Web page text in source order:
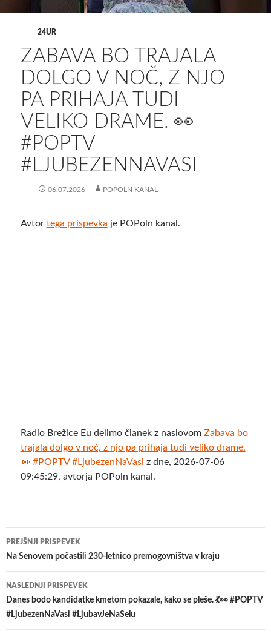
24UR
ZABAVA BO TRAJALA
DOLGO V NOČ, Z NJO
PA PRIHAJA TUDI
VELIKO DRAME. 👀
#POPTV
#LJUBEZENNAVASI
06.07.2026 POPOLN KANAL
Avtor tega prispevka je POPoln kanal.
Radio Brežice Eu delimo članek z naslovom Zabava bo
trajala dolgo v noč, z njo pa prihaja tudi veliko drame.
👀 #POPTV #LjubezenNaVasi z dne, 2026-07-06
09:45:29, avtorja POPoln kanal.
Krmarjenje
po
prispevkih
PREJŠNJI PRISPEVEK
Na Senovem počastili 230-letnico premogovništva v kraju
NASLEDNJI PRISPEVEK
Danes bodo kandidatke kmetom pokazale, kako se pleše. 💃👀 #POPTV
#LjubezenNaVasi #LjubavJeNaSelu